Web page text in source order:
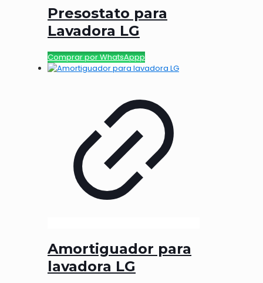
Presostato para
Lavadora LG
Comprar por WhatsAppp
Amortiguador para
lavadora LG